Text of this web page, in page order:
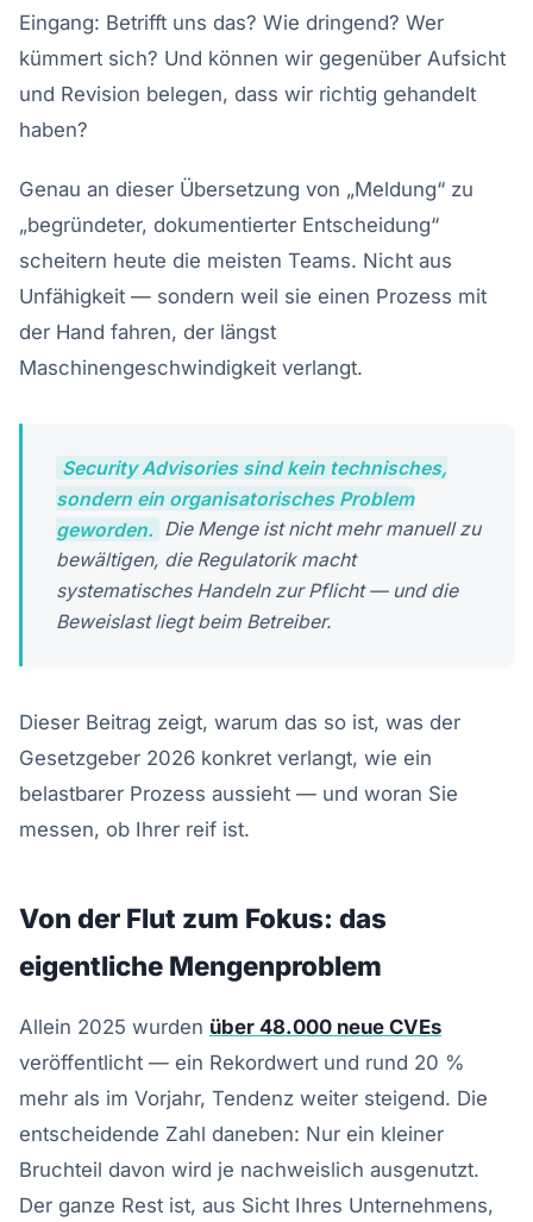
Eingang: Betrifft uns das? Wie dringend? Wer
kümmert sich? Und können wir gegenüber Aufsicht
und Revision belegen, dass wir richtig gehandelt
haben?
Genau an dieser Übersetzung von „Meldung“ zu
„begründeter, dokumentierter Entscheidung“
scheitern heute die meisten Teams. Nicht aus
Unfähigkeit — sondern weil sie einen Prozess mit
der Hand fahren, der längst
Maschinengeschwindigkeit verlangt.
Security Advisories sind kein technisches,
sondern ein organisatorisches Problem
geworden. Die Menge ist nicht mehr manuell zu
bewältigen, die Regulatorik macht
systematisches Handeln zur Pflicht — und die
Beweislast liegt beim Betreiber.
Dieser Beitrag zeigt, warum das so ist, was der
Gesetzgeber 2026 konkret verlangt, wie ein
belastbarer Prozess aussieht — und woran Sie
messen, ob Ihrer reif ist.
Von der Flut zum Fokus: das
eigentliche Mengenproblem
Allein 2025 wurden über 48.000 neue CVEs
veröffentlicht — ein Rekordwert und rund 20 %
mehr als im Vorjahr, Tendenz weiter steigend. Die
entscheidende Zahl daneben: Nur ein kleiner
Bruchteil davon wird je nachweislich ausgenutzt.
Der ganze Rest ist, aus Sicht Ihres Unternehmens,